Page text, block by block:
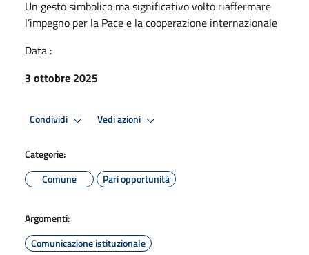
Un gesto simbolico ma significativo volto riaffermare
l’impegno per la Pace e la cooperazione internazionale
Data :
3 ottobre 2025
Condividi Vedi azioni
Categorie:
Comune
Pari opportunità
Argomenti:
Comunicazione istituzionale